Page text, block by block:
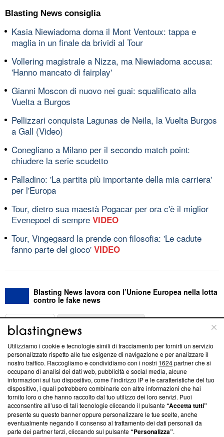
Blasting News consiglia
Kasia Niewiadoma doma il Mont Ventoux: tappa e
maglia in un finale da brividi al Tour
Vollering magistrale a Nizza, ma Niewiadoma accusa:
'Hanno mancato di fairplay'
Gianni Moscon di nuovo nei guai: squalificato alla
Vuelta a Burgos
Pellizzari conquista Lagunas de Neila, la Vuelta Burgos
a Gall (Video)
Conegliano a Milano per il secondo match point:
chiudere la serie scudetto
Palladino: 'La partita più importante della mia carriera'
per l'Europa
Tour, dietro sua maestà Pogacar per ora c'è il miglior
Evenepoel di sempre VIDEO
Tour, Vingegaard la prende con filosofia: 'Le cadute
fanno parte del gioco' VIDEO
Blasting News lavora con l’Unione Europea nella lotta
contro le fake news
ABOUT
Questa sezione offre informazioni trasparenti su Blasting
News, sui nostri processi editoriali e su come ci impegniamo a
creare news di qualità. Inoltre, afferma la nostra aderenza a
‘Trust Project - News with Integrity’Blasting News non è
ancora membro del programma, ma ha richiesto di farne
parte; Trust Project non ha ancora effettuato una verifica di
conformità agli standard.
Su di noi
Utilizziamo i cookie e tecnologie simili di tracciamento per fornirti un servizio
personalizzato rispetto alle tue esigenze di navigazione e per analizzare il
nostro traffico. Raccogliamo e condividiamo con i nostri 1624partner che si
occupano di analisi dei dati web, pubblicità e social media, alcune
informazioni sul tuo dispositivo, come l’indirizzo IP e le caratteristiche del tuo
dispositivo, i quali potrebbero combinarle con altre informazioni che hai
fornito loro o che hanno raccolto dal tuo utilizzo dei loro servizi. Puoi
acconsentire all’uso di tali tecnologie cliccando il pulsante“Accetta tutti”
presente su questo banner oppure personalizzare le tue scelte, anche
eventualmente negando il consenso al trattamento dei dati personali da
parte dei partner terzi, cliccando sul pulsante“Personalizza”.